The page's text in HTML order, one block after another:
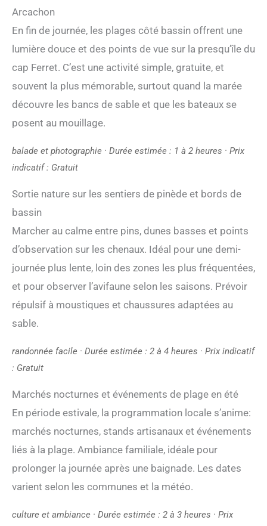
Arcachon
En fin de journée, les plages côté bassin offrent une
lumière douce et des points de vue sur la presqu’île du
cap Ferret. C’est une activité simple, gratuite, et
souvent la plus mémorable, surtout quand la marée
découvre les bancs de sable et que les bateaux se
posent au mouillage.
balade et photographie · Durée estimée : 1 à 2 heures · Prix
indicatif : Gratuit
Sortie nature sur les sentiers de pinède et bords de
bassin
Marcher au calme entre pins, dunes basses et points
d’observation sur les chenaux. Idéal pour une demi-
journée plus lente, loin des zones les plus fréquentées,
et pour observer l’avifaune selon les saisons. Prévoir
répulsif à moustiques et chaussures adaptées au
sable.
randonnée facile · Durée estimée : 2 à 4 heures · Prix indicatif
: Gratuit
Marchés nocturnes et événements de plage en été
En période estivale, la programmation locale s’anime:
marchés nocturnes, stands artisanaux et événements
liés à la plage. Ambiance familiale, idéale pour
prolonger la journée après une baignade. Les dates
varient selon les communes et la météo.
culture et ambiance · Durée estimée : 2 à 3 heures · Prix